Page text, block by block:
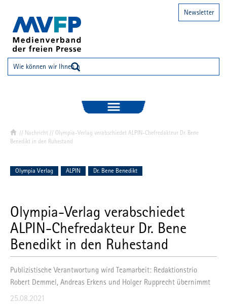
Newsletter
// Nachricht // Olympia-Verlag verabschiedet ALPIN-Chefredakteur Dr. Bene
Benedikt in den Ruhestand
Olympia Verlag ALPIN Dr. Bene Benedikt
Olympia-Verlag verabschiedet
ALPIN-Chefredakteur Dr. Bene
Benedikt in den Ruhestand
Publizistische Verantwortung wird Teamarbeit: Redaktionstrio
Robert Demmel, Andreas Erkens und Holger Rupprecht übernimmt
25.08.2021